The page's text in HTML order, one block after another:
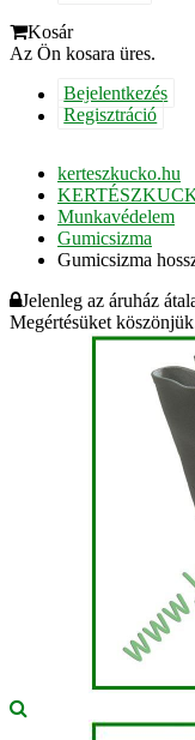
Kosár
Az Ön kosara üres.
Bejelentkezés
Regisztráció
kerteszkucko.hu
Munkavédelem
Gumicsizma
Gumicsizma
Jelenleg az áruház
Megértésüket